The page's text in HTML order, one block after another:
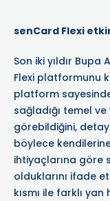
senCard Flexi
Son iki yıldır
Flexi platformunu
platform
sağladığı temel
görebildiğini,
böylece
ihtiyaçlarına göre
olduklarını ifade
kısmı ile farklı